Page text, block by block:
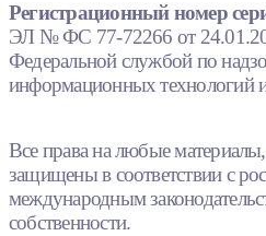
Регистрационный номер
ЭЛ № ФС 77-72266 от
Федеральной службой по
информационных технологий
Все права на любые
защищены в соответствии с
международным
собственности.